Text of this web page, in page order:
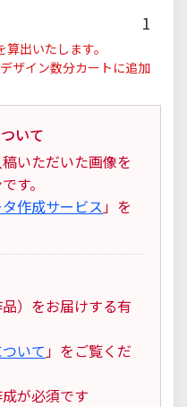
1
出いたします。
ザイン数分カートに追加
いて
いただいた画像を
す。
作成サービス 」を
）をお届けする有
いて 」をご覧くだ
が必須です